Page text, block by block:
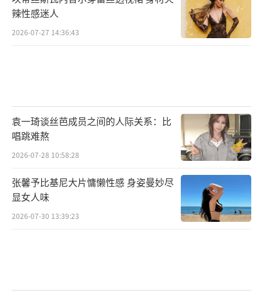
辣性感迷人
2026-07-27 14:36:43
袁一琦谈丝芭成员之间的人际关系：比
唱跳难熬
2026-07-28 10:58:28
张馨予比基尼大片慵懒性感 身姿曼妙尽
显女人味
2026-07-30 13:39:23